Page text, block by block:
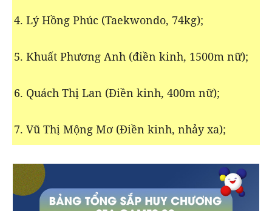
4. Lý Hồng Phúc (Taekwondo, 74kg);
5. Khuất Phương Anh (điền kinh, 1500m nữ);
6. Quách Thị Lan (Điền kinh, 400m nữ);
7. Vũ Thị Mộng Mơ (Điền kinh, nhảy xa);